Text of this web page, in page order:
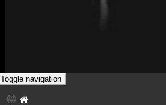
Toggle navigation